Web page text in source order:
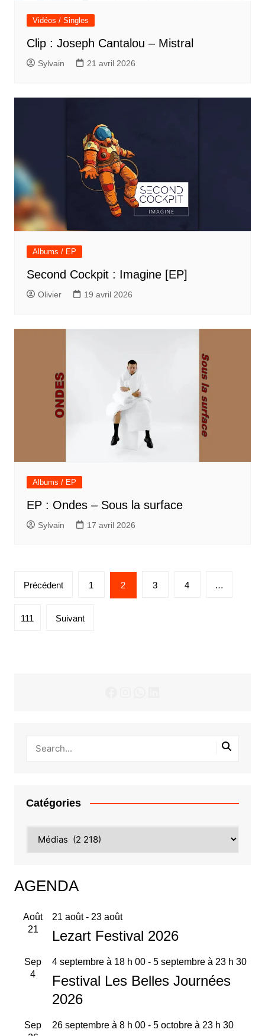
Vidéos / Singles
Clip : Joseph Cantalou – Mistral
Sylvain 21 avril 2026
Albums / EP
Second Cockpit : Imagine [EP]
Olivier 19 avril 2026
Albums / EP
EP : Ondes – Sous la surface
Sylvain 17 avril 2026
Pagination
publications
Précédent 1 2 3 4 …
111 Suivant
Catégories
AGENDA
Août
21
21 août- 23 août
Lezart Festival 2026
Sep
4
4 septembre à 18 h 00- 5 septembre à 23 h 30
Festival Les Belles Journées
2026
Sep
26 septembre à 8 h 00- 5 octobre à 23 h 30